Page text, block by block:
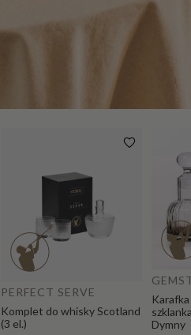
PERFECT SERVE
Komplet do whisky Scotland
(3 el.)
Dymny